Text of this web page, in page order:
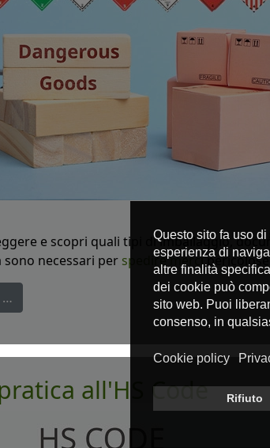
e scopri quali tipi di imballaggio,
necessari per spedire merci
…
all'HS Code